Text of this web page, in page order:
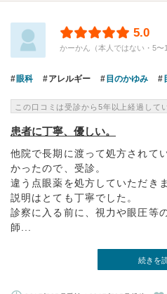
5.0
かーかん（本人ではない・5〜
眼科 アレルギー 目のかゆみ
この口コミは受診から5年以上経過して
患者に丁寧、優しい。
他院で長期に渡って処方されて
かったので、受診。
違う点眼薬を処方していただき
説明はとても丁寧でした。
診察に入る前に、視力や眼圧等
師...
続きを